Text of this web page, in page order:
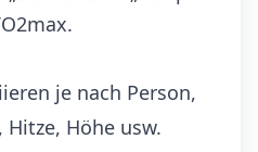
je nach Person,
Höhe usw.